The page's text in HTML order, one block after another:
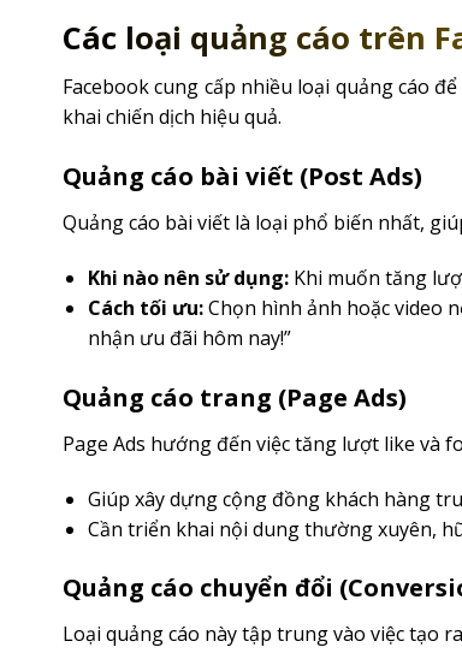
Các loại quảng cáo trên
Facebook cung cấp nhiều loại quảng cáo
khai chiến dịch hiệu quả.
Quảng cáo bài viết (Post Ads)
Quảng cáo bài viết là loại phổ biến nhất,
Khi nào nên sử dụng:Khi muốn tăng
Cách tối ưu:Chọn hình ảnh hoặc video
nhận ưu đãi hôm nay!”
Quảng cáo trang (Page Ads)
Page Ads hướng đến việc tăng lượt like và
Giúp xây dựng cộng đồng khách hàng
Cần triển khai nội dung thường xuyên,
Quảng cáo chuyển đổi
Loại quảng cáo này tập trung vào việc tạo